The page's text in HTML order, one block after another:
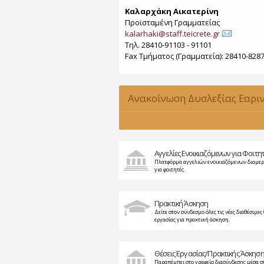
Καλαρχάκη Αικατερίνη
Προϊσταμένη Γραμματείας
kalarhaki@staff.teicrete.gr
Τηλ. 28410-91103 - 91101
Fax Τµήµατος (Γραµµατεία): 28410-
Ανακοίνωση Δυσλεξίας
Αγγελίες Ενοικιαζόμενων για
Πλατφόρμα αγγελιών ενοικιαζόμενων
για φοιτητές.
Πρακτική Άσκηση
Δείτε στον σύνδεσμο όλες τις νέες διαθέσιμες
εργασίας για πρακτική άσκηση.
Θέσεις Εργασίας/Πρακτικής
Παραπέμπει στο γραφείο διασύνδεσης μέσα